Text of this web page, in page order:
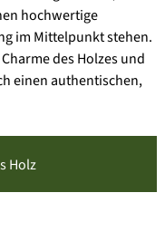
hochwertige
im Mittelpunkt stehen.
des Holzes und
einen authentischen,
Holz